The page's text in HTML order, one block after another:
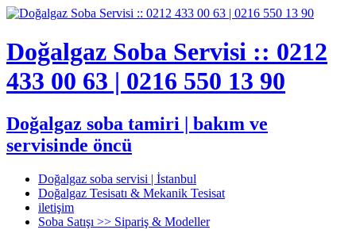
Doğalgaz Soba Servisi :: 0212
433 00 63 | 0216 550 13 90
Doğalgaz soba tamiri | bakım ve
servisinde öncü
Doğalgaz soba servisi | İstanbul
Doğalgaz Tesisatı & Mekanik Tesisat
iletişim
Soba Satışı >> Sipariş & Modeller